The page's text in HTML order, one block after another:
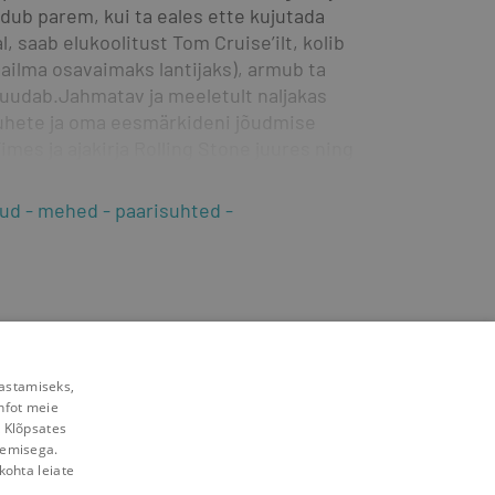
parem, kui ta eales ette kuju­tada
saab elukoolitust Tom Cruise’ilt, kolib
osavaimaks lantijaks), armub ta
ja meeletult naljakas
ja oma eesmärkideni jõudmise
mehed
paarisuhted
meie
leiate